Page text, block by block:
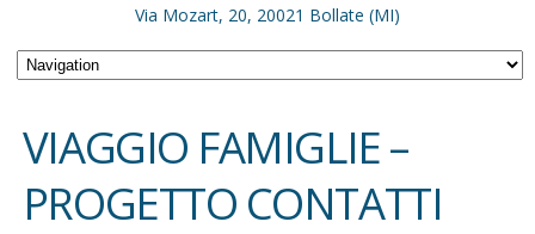
Via Mozart, 20, 20021 Bollate (MI)
VIAGGIO FAMIGLIE –
PROGETTO CONTATTI